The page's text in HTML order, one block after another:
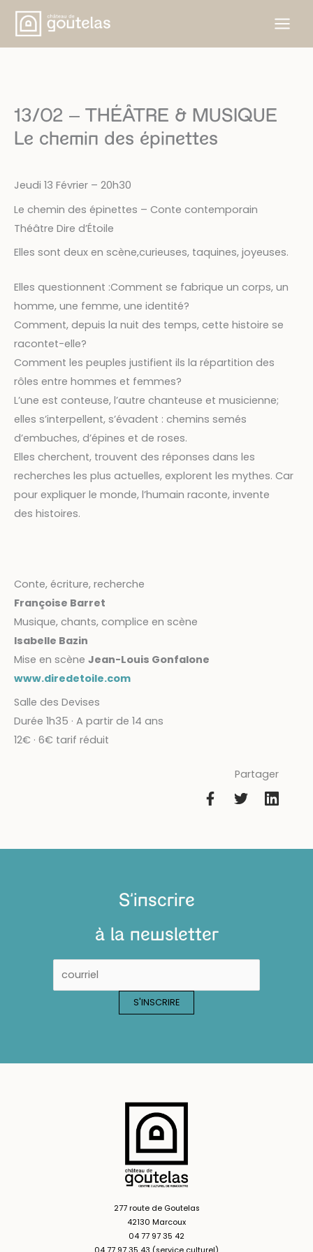
Aller
contenu
13/02 – THÉÂTRE & MUSIQUE
Le chemin des épinettes
Jeudi 13 Février – 20h30
Le chemin des épinettes – Conte contemporain
Théâtre Dire d’Étoile
Elles sont deux en scène,curieuses, taquines, joyeuses.
Elles questionnent :Comment se fabrique un corps, un
homme, une femme, une identité?
Comment, depuis la nuit des temps, cette histoire se
racontet-elle?
Comment les peuples justifient ils la répartition des
rôles entre hommes et femmes?
L’une est conteuse, l’autre chanteuse et musicienne;
elles s’interpellent, s’évadent : chemins semés
d’embuches, d’épines et de roses.
Elles cherchent, trouvent des réponses dans les
recherches les plus actuelles, explorent les mythes. Car
pour expliquer le monde, l’humain raconte, invente
des histoires.
Conte, écriture, recherche
Françoise Barret
Musique, chants, complice en scène
Isabelle Bazin
Mise en scène Jean-Louis Gonfalone
www.diredetoile.com
Salle des Devises
Durée 1h35 · A partir de 14 ans
12€ · 6€ tarif réduit
Partager
S'inscrire
à la newsletter
277 route de Goutelas
42130 Marcoux
04 77 97 35 42